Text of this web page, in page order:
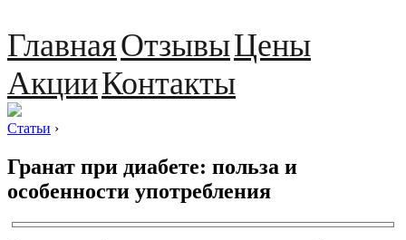
ГлавнаяОтзывыЦены
АкцииКонтакты
Статьи ›
Гранат при диабете: польза и
особенности употребления